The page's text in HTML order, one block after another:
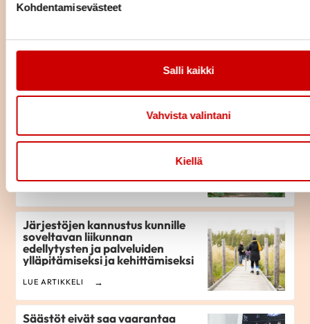
Kohdentamisevästeet
Salli kaikki
Vahvista valintani
Kiellä
Tarttumattomat -verkosto:
Terveyttä edistettävä
Liikkuva Suomi on terveempi
Suomi
Järjestöjen kannustus kunnille
soveltavan liikunnan
edellytysten ja palveluiden
ylläpitämiseksi ja kehittämiseksi
LUE ARTIKKELI
Säästöt eivät saa vaarantaa